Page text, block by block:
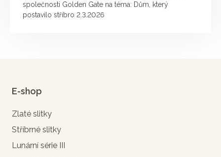
společnosti Golden Gate na téma: Dům, který
postavilo stříbro 2.3.2026
E-shop
Zlaté slitky
Stříbrné slitky
Lunární série III